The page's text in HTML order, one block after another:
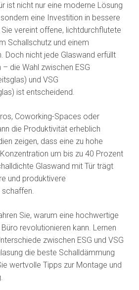
ist nicht nur eine moderne Lösung
eine Investition in bessere
vereint offene, lichtdurchflutete
Schallschutz und einem
Doch nicht jede Glaswand erfüllt
die Wahl zwischen ESG
und VSG
ist entscheidend.
Coworking-Spaces oder
die Produktivität erheblich
zeigen, dass eine zu hohe
um bis zu 40 Prozent
Glaswand mit Tür trägt
und produktivere
schaffen.
Sie, warum eine hochwertige
revolutionieren kann. Lernen
zwischen ESG und VSG
die beste Schalldämmung
wertvolle Tipps zur Montage und